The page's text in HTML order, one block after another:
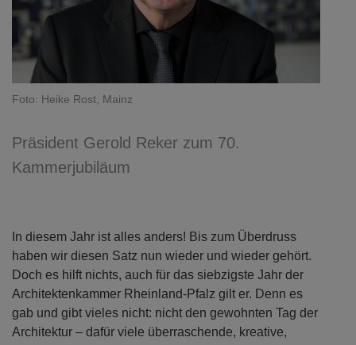
Foto: Heike Rost, Mainz
Präsident Gerold Reker zum 70.
Kammerjubiläum
In diesem Jahr ist alles anders! Bis zum Überdruss
haben wir diesen Satz nun wieder und wieder gehört.
Doch es hilft nichts, auch für das siebzigste Jahr der
Architektenkammer Rheinland-Pfalz gilt er. Denn es
gab und gibt vieles nicht: nicht den gewohnten Tag der
Architektur – dafür viele überraschende, kreative,